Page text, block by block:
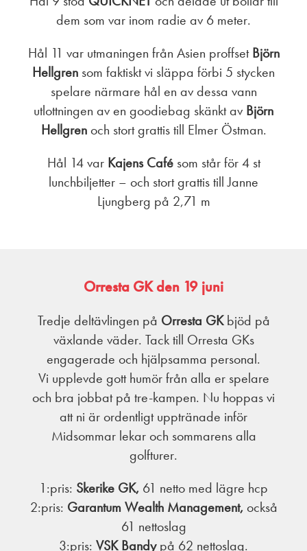
dem som var inom radie av 6 meter.
Hål 11 var utmaningen från Asien proffset Björn
Hellgren som faktiskt vi släppa förbi 5 stycken
spelare närmare hål en av dessa vann
utlottningen av en goodiebag skänkt av Björn
Hellgrenoch stort grattis till Elmer Östman.
Hål 14 var Kajens Cafésom står för 4 st
lunchbiljetter – och stort grattis till Janne
Ljungberg på 2,71 m
Orresta GK den 19 juni
Tredje deltävlingen på Orresta GKbjöd på
växlande väder. Tack till Orresta GKs
engagerade och hjälpsamma personal.
Vi upplevde gott humör från alla er spelare
och bra jobbat på tre-kampen. Nu hoppas vi
att ni är ordentligt upptränade inför
Midsommar lekar och sommarens alla
golfturer.
1:pris: Skerike GK, 61 netto med lägre hcp
2:pris: Garantum Wealth Management,också
61 nettoslag
3:pris: VSK Bandypå 62 nettoslag.